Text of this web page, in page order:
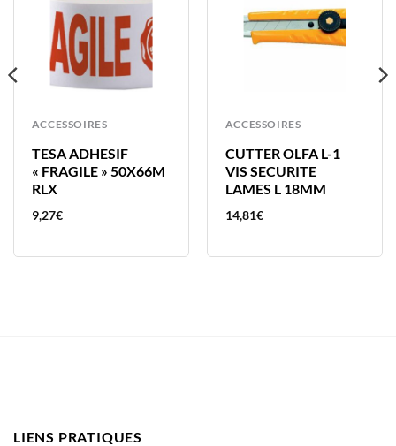
ACCESSOIRES
TESA ADHESIF
« FRAGILE » 50X66M
RLX
9,27€
ACCESSOIRES
CUTTER OLFA L-1
VIS SECURITE
LAMES L 18MM
14,81€
LIENS PRATIQUES